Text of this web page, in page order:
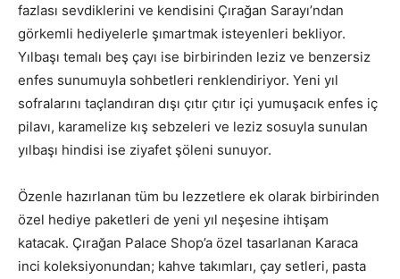
fazlası sevdiklerini ve kendisini Çırağan Sarayı’ndan
görkemli hediyelerle şımartmak isteyenleri bekliyor.
Yılbaşı temalı beş çayı ise birbirinden leziz ve benzersiz
enfes sunumuyla sohbetleri renklendiriyor. Yeni yıl
sofralarını taçlandıran dışı çıtır çıtır içi yumuşacık enfes iç
pilavı, karamelize kış sebzeleri ve leziz sosuyla sunulan
yılbaşı hindisi ise ziyafet şöleni sunuyor.
Özenle hazırlanan tüm bu lezzetlere ek olarak birbirinden
özel hediye paketleri de yeni yıl neşesine ihtişam
katacak. Çırağan Palace Shop’a özel tasarlanan Karaca
inci koleksiyonundan; kahve takımları, çay setleri, pasta